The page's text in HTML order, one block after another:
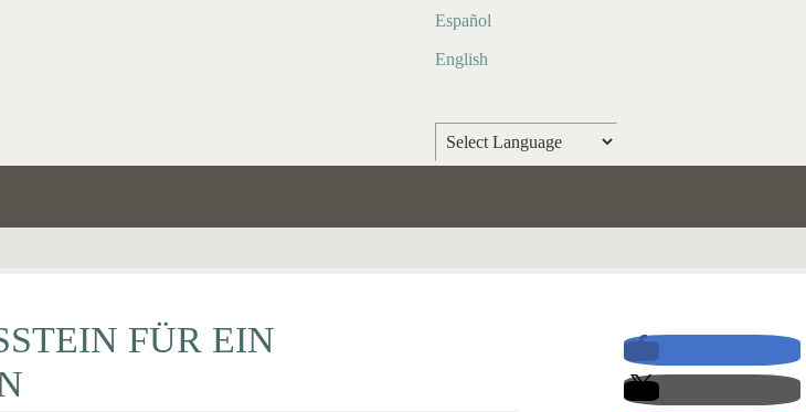
Español
English
FÜR EIN